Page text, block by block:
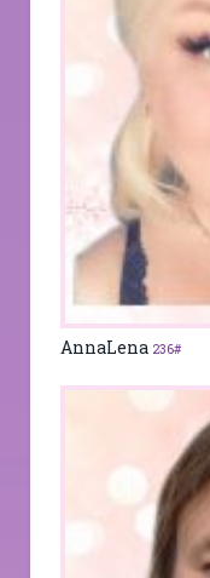
AnnaLena 236#